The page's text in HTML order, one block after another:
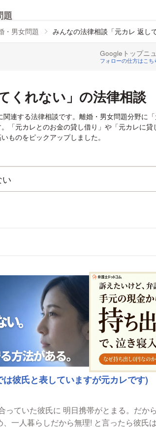
題
・男女問題 みんなの法律相談「元カレ 返し
Googleトップニ
フォローの仕方はこち
くれない」の法律相談
関連する法律相談です。離婚・男女問題分野に
「元カレとのお金の貸し借り」や「元カレに
ものをピックアップしました。
彼氏と表していますが元カレです)
っていた彼氏に 明日携帯がとまる。だか
らしだから無理! と言ったら彼氏は あーじゃあ明日俺の携帯とま